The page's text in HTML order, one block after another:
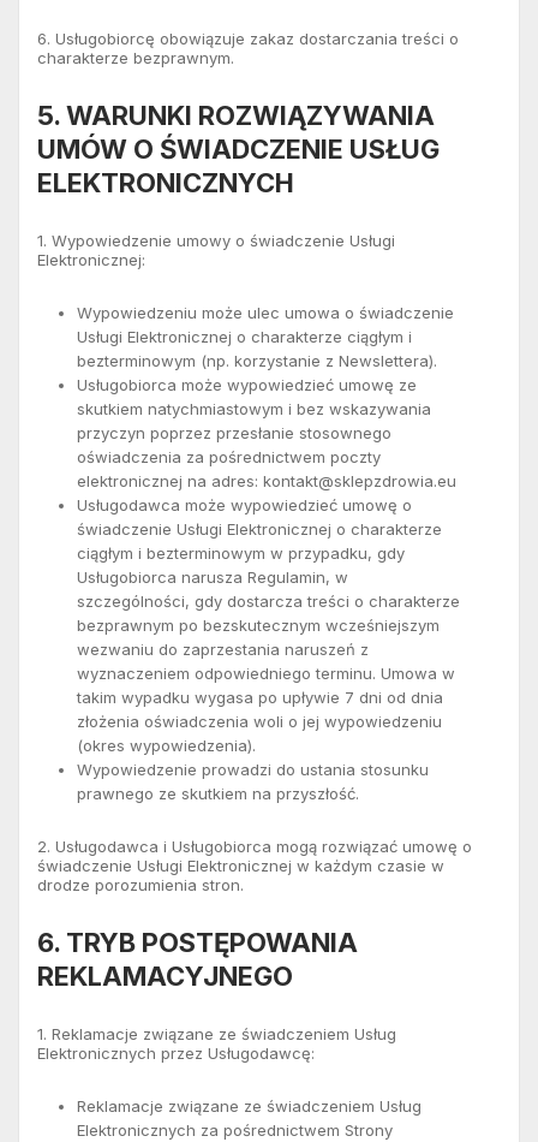
6. Usługobiorcę obowiązuje zakaz dostarczania treści o
charakterze bezprawnym.
5. WARUNKI ROZWIĄZYWANIA
UMÓW O ŚWIADCZENIE USŁUG
ELEKTRONICZNYCH
1. Wypowiedzenie umowy o świadczenie Usługi
Elektronicznej:
Wypowiedzeniu może ulec umowa o świadczenie
Usługi Elektronicznej o charakterze ciągłym i
bezterminowym (np. korzystanie z Newslettera).
Usługobiorca może wypowiedzieć umowę ze
skutkiem natychmiastowym i bez wskazywania
przyczyn poprzez przesłanie stosownego
oświadczenia za pośrednictwem poczty
elektronicznej na adres: kontakt@sklepzdrowia.eu
Usługodawca może wypowiedzieć umowę o
świadczenie Usługi Elektronicznej o charakterze
ciągłym i bezterminowym w przypadku, gdy
Usługobiorca narusza Regulamin, w
szczególności, gdy dostarcza treści o charakterze
bezprawnym po bezskutecznym wcześniejszym
wezwaniu do zaprzestania naruszeń z
wyznaczeniem odpowiedniego terminu. Umowa w
takim wypadku wygasa po upływie 7 dni od dnia
złożenia oświadczenia woli o jej wypowiedzeniu
(okres wypowiedzenia).
Wypowiedzenie prowadzi do ustania stosunku
prawnego ze skutkiem na przyszłość.
2. Usługodawca i Usługobiorca mogą rozwiązać umowę o
świadczenie Usługi Elektronicznej w każdym czasie w
drodze porozumienia stron.
6. TRYB POSTĘPOWANIA
REKLAMACYJNEGO
1. Reklamacje związane ze świadczeniem Usług
Elektronicznych przez Usługodawcę:
Reklamacje związane ze świadczeniem Usług
Elektronicznych za pośrednictwem Strony